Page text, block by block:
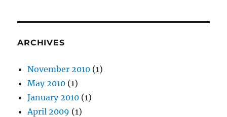
ARCHIVES
November 2010 (1)
May 2010 (1)
January 2010 (1)
April 2009 (1)